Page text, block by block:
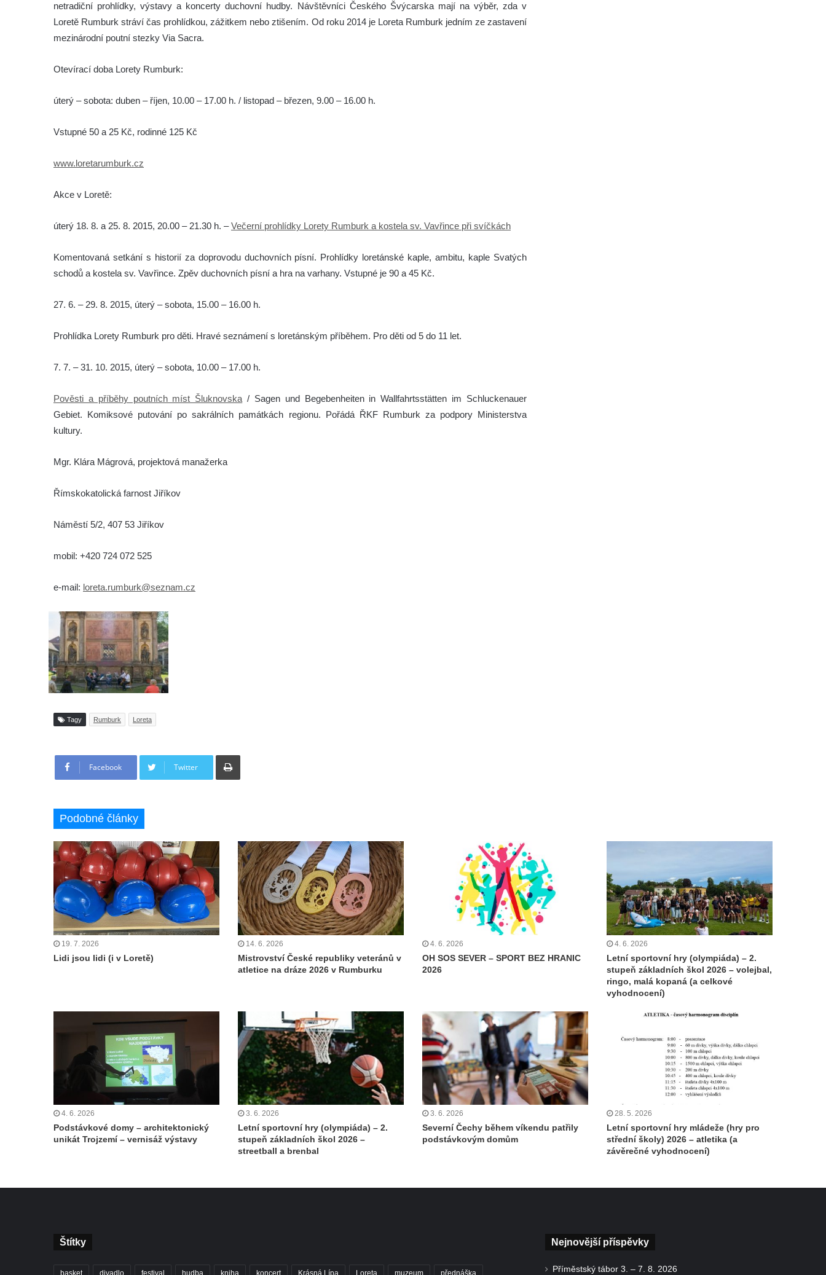
netradiční prohlídky, výstavy a koncerty duchovní hudby. Návštěvníci Českého Švýcarska mají na výběr, zda v
Loretě Rumburk stráví čas prohlídkou, zážitkem nebo ztišením. Od roku 2014 je Loreta Rumburk jedním ze zastavení
mezinárodní poutní stezky Via Sacra.
Otevírací doba Lorety Rumburk:
úterý – sobota: duben – říjen, 10.00 – 17.00 h. / listopad – březen, 9.00 – 16.00 h.
Vstupné 50 a 25 Kč, rodinné 125 Kč
www.loretarumburk.cz
Akce v Loretě:
úterý 18. 8. a 25. 8. 2015, 20.00 – 21.30 h. –Večerní prohlídky Lorety Rumburk a kostela sv. Vavřince při svíčkách
Komentovaná setkání s historií za doprovodu duchovních písní. Prohlídky loretánské kaple, ambitu, kaple Svatých
schodů a kostela sv. Vavřince. Zpěv duchovních písní a hra na varhany. Vstupné je 90 a 45 Kč.
27. 6. – 29. 8. 2015, úterý – sobota, 15.00 – 16.00 h.
Prohlídka Lorety Rumburk pro děti. Hravé seznámení s loretánským příběhem. Pro děti od 5 do 11 let.
7. 7. – 31. 10. 2015, úterý – sobota, 10.00 – 17.00 h.
Pověsti a příběhy poutních míst Šluknovska / Sagen und Begebenheiten in Wallfahrtsstätten im Schluckenauer
Gebiet. Komiksové putování po sakrálních památkách regionu. Pořádá ŘKF Rumburk za podpory Ministerstva
kultury.
Mgr. Klára Mágrová, projektová manažerka
Římskokatolická farnost Jiříkov
Náměstí 5/2, 407 53 Jiříkov
mobil: +420 724 072 525
e-mail: loreta.rumburk@seznam.cz
Tagy Rumburk Loreta
Facebook Twitter
Tisknout
Podobné články
19. 7. 2026
Lidi jsou lidi (i v Loretě)
14. 6. 2026
Mistrovství České republiky veteránů v
atletice na dráze 2026 v Rumburku
4. 6. 2026
OH SOS SEVER – SPORT BEZ HRANIC
2026
4. 6. 2026
Letní sportovní hry (olympiáda) – 2.
stupeň základních škol 2026 – volejbal,
ringo, malá kopaná (a celkové
vyhodnocení)
4. 6. 2026
Podstávkové domy – architektonický
unikát Trojzemí – vernisáž výstavy
3. 6. 2026
Letní sportovní hry (olympiáda) – 2.
stupeň základních škol 2026 –
streetball a brenbal
3. 6. 2026
Severní Čechy během víkendu patřily
podstávkovým domům
28. 5. 2026
Letní sportovní hry mládeže (hry pro
střední školy) 2026 – atletika (a
závěrečné vyhodnocení)
Štítky
basket divadlo festival hudba kniha koncert Krásná Lípa Loreta muzeum přednáška
Nejnovější příspěvky
Příměstský tábor 3. – 7. 8. 2026